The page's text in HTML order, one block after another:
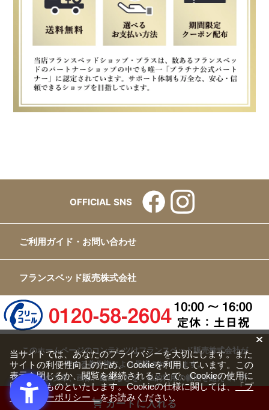
カートに入れる
OFFICIAL SNS
ご利用ガイド・お問い合わせ
フランスベッド販売株式会社
このホームページのコンテンツはフランスベッド販売株式会社が
有する著作権により保護されています。
すべての文章、画像、動画などを、私的利用の範囲を超えて、許
可なく複製、改変、転載することは禁じられています。
Copyright(c) FRANCEBED Sales Co., ltd. All Rights Reserved.
当サイトでは、あなたのプライバシーを大切にします。また
サイトの利便性向上のため、Cookieを利用しています。この
表示を閉じるか、閲覧を継続されることで、Cookieの使用に
同意するものといたします。Cookieの仕様に関しては、「プ
ライバシーポリシー」をお読みください。